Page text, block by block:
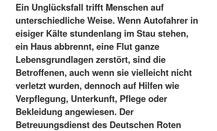
Ein Unglücksfall trifft Menschen auf
unterschiedliche Weise. Wenn Autofahrer in
eisiger Kälte stundenlang im Stau stehen,
ein Haus abbrennt, eine Flut ganze
Lebensgrundlagen zerstört, sind die
Betroffenen, auch wenn sie vielleicht nicht
verletzt wurden, dennoch auf Hilfen wie
Verpflegung, Unterkunft, Pflege oder
Bekleidung angewiesen. Der
Betreuungsdienst des Deutschen Roten